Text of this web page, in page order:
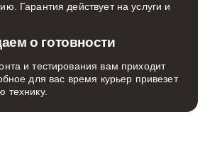
Гарантия действует на услуги и
о готовности
и тестирования вам приходит
для вас время курьер привезет
технику.